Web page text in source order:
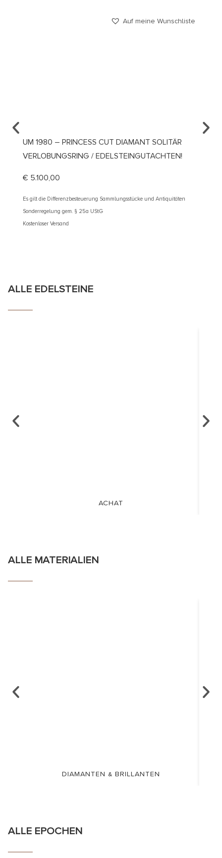
Auf meine Wunschliste
UM 1980 – PRINCESS CUT DIAMANT SOLITÄR
VERLOBUNGSRING / EDELSTEINGUTACHTEN!
€ 5.100,00
Es gilt die Differenzbesteuerung Sammlungsstücke und Antiquitäten
Sonderregelung gem. § 25a UStG
Kostenloser Versand
ALLE EDELSTEINE
ACHAT
ALLE MATERIALIEN
DIAMANTEN & BRILLANTEN
ALLE EPOCHEN